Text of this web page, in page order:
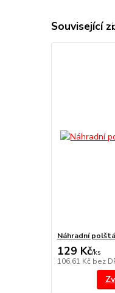
Související
Náhradní
129 Kč/ks
106,61 Kč bez